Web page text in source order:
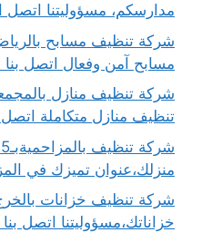
مدارسكم، مسؤوليتنا اتصل
مسابح آمن وفعال اتصل بنا
تنظيف منازل متكاملة اتصل
منزلك،عنوان تميزك في
خزاناتك،مسؤوليتنا اتصل بنا